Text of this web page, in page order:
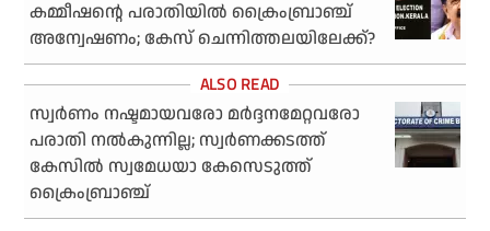
കമ്മീഷന്റെ പരാതിയില്‍ ക്രൈംബ്രാഞ്ച്
അന്വേഷണം; കേസ് ചെന്നിത്തലയിലേക്ക്?
സ്വര്‍ണം നഷ്ടമായവരോ മര്‍ദ്ദനമേറ്റവരോ
പരാതി നല്‍കുന്നില്ല; സ്വര്‍ണക്കടത്ത്
കേസില്‍ സ്വമേധയാ കേസെടുത്ത്
ക്രൈംബ്രാഞ്ച്